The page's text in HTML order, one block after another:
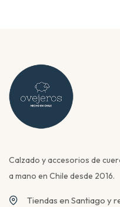
Calzado y accesorios de
a mano en Chile desde 2016.
Tiendas en Santiago y